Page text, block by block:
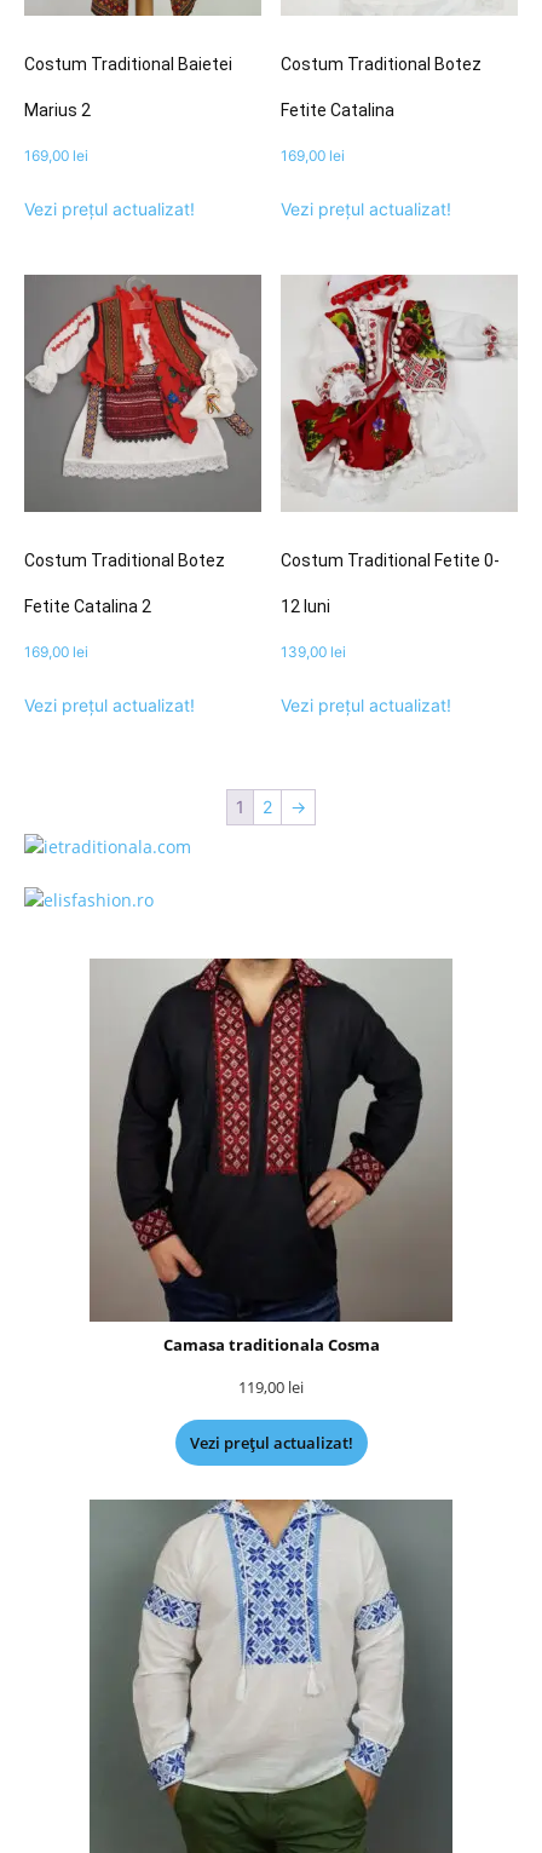
Costum Traditional Baietei
Marius 2
169,00 lei
Vezi prețul actualizat!
Costum Traditional Botez
Fetite Catalina
169,00 lei
Vezi prețul actualizat!
Costum Traditional Botez
Fetite Catalina 2
169,00 lei
Vezi prețul actualizat!
Costum Traditional Fetite 0-
12 luni
139,00 lei
Vezi prețul actualizat!
1 2 →
Camasa traditionala Cosma
119,00 lei
Vezi prețul actualizat!